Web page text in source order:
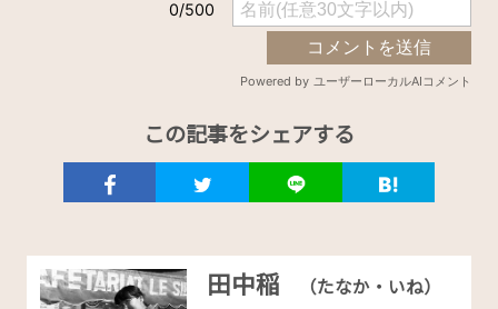
この記事をシェアする
田中稲
（たなか・いね）